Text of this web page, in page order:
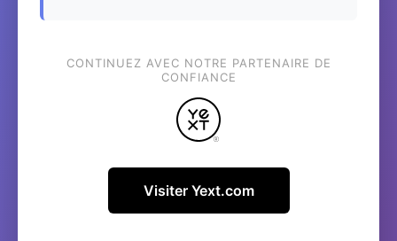
CONTINUEZ AVEC NOTRE PARTENAIRE DE
CONFIANCE
Visiter Yext.com